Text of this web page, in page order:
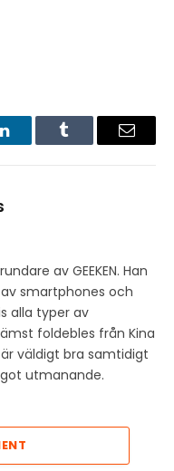
LinkedInTumblr Email
av GEEKEN. Han
smartphones och
alla typer av
foldebles från Kina
väldigt bra samtidigt
utmanande.